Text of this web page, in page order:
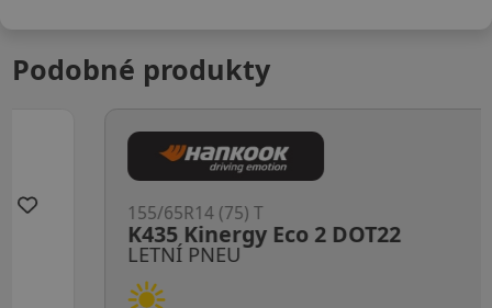
Podobné produkty
LETNÍ PNEU
K435 Kinergy Eco 2 DOT22
155/65R14 (75) T